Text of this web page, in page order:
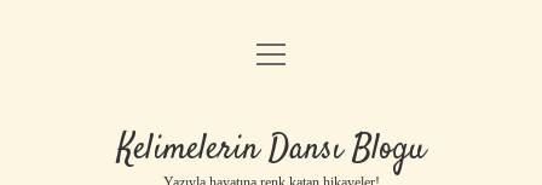
Anasayfa
menüyü
Kelimelerin Dansı Blogu